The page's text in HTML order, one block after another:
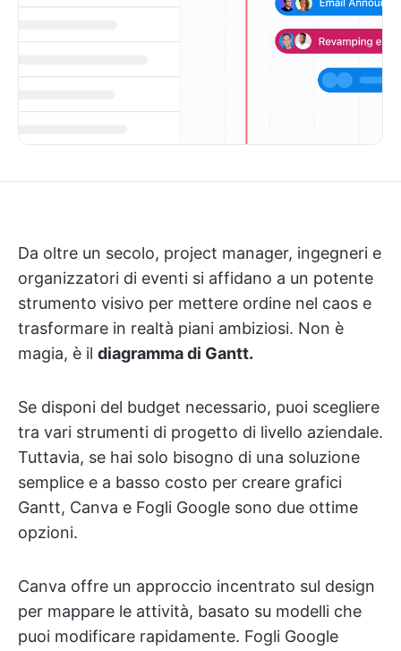
Da oltre un secolo, project manager, ingegneri e
organizzatori di eventi si affidano a un potente
strumento visivo per mettere ordine nel caos e
trasformare in realtà piani ambiziosi. Non è
magia, è il diagramma di Gantt.
Se disponi del budget necessario, puoi scegliere
tra vari strumenti di progetto di livello aziendale.
Tuttavia, se hai solo bisogno di una soluzione
semplice e a basso costo per creare grafici
Gantt, Canva e Fogli Google sono due ottime
opzioni.
Canva offre un approccio incentrato sul design
per mappare le attività, basato su modelli che
puoi modificare rapidamente. Fogli Google